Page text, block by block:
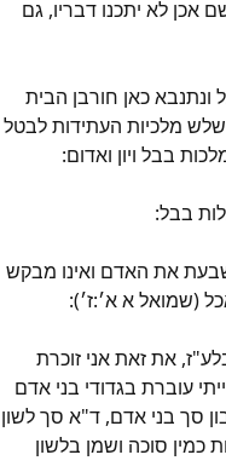
אכן לא יתכנו דבריו, גם
ונתנבא כאן חורבן הבית
מלכיות העתידות לבטל
בבל ויון ואדום:
בבל:
את האדם ואינו מבקש
(שמואל א א׳:ז׳):
את זאת אני זוכרת
עוברת בגדודי בני אדם
סך בני אדם, ד"א סך לשון
כמין סוכה ושמן בלשון